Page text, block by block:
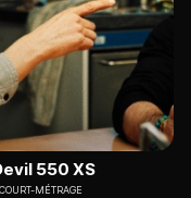
550 XS
COURT-MÉTRAGE